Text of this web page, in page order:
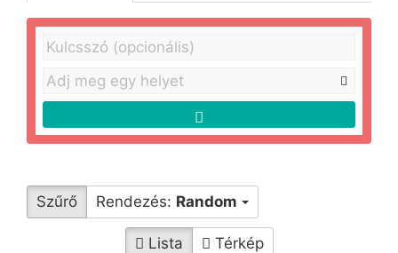
Szűrő Rendezés: Random
Lista Térkép